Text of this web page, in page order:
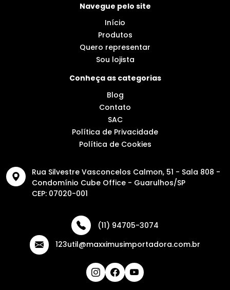
Navegue pelo site
Início
Produtos
Quero representar
Sou lojista
Conheça as categorias
Blog
Contato
SAC
Política de Privacidade
Política de Cookies
Rua Silvestre Vasconcelos Calmon, 51 - Sala 808 -
Condomínio Cube Office - Guarulhos/SP
CEP: 07020-001
(11) 94705-3074
123util@maxximusimportadora.com.br